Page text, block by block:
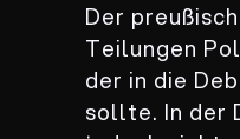
Der
Teilungen
der in die
sollte. In der